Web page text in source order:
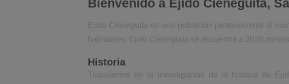
Bienvenido a Ejido Cieneguita,
Ejido Cieneguita es una población perteneciente al
habitantes. Ejido Cieneguita se encuentra a 2026
Historia
Trabajamos en la investigación de la historia de